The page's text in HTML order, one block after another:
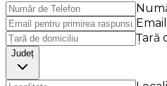
Țară
Județ